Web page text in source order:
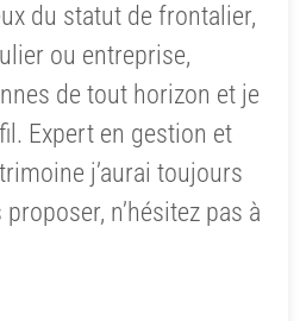
du statut de frontalier,
ou entreprise,
de tout horizon et je
Expert en gestion et
j’aurai toujours
n’hésitez pas à